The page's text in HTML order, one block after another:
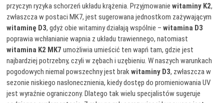
przyczyn ryzyka schorzeń układu krążenia. Przyjmowaniewitaminy K2,
zwłaszcza w postaci MK7, jest sugerowana jednostkom zażywającym
witaminę D3, gdyż obie witaminy działają wspólnie –witamina D3
poprawia wchłanianie wapnia z układu trawiennego, natomiast
witamina K2 MK7 umożliwia umieścić ten wapń tam, gdzie jest
najbardziej potrzebny, czyli w zębach i uzębieniu. W naszych warunkach
pogodowych niemal powszechny jest brakwitaminy D3, zwłaszcza w
sezonie niskiego nasłonecznienia, kiedy dostęp do promieniowania UV
jest wyraźnie ograniczony. Dlatego tak wielu specjalistów sugeruje